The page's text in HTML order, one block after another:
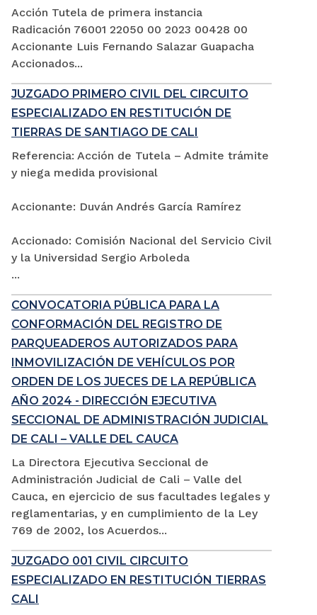
Acción Tutela de primera instancia
Radicación 76001 22050 00 2023 00428 00
Accionante Luis Fernando Salazar Guapacha
Accionados...
JUZGADO PRIMERO CIVIL DEL CIRCUITO
ESPECIALIZADO EN RESTITUCIÓN DE
TIERRAS DE SANTIAGO DE CALI
Referencia: Acción de Tutela – Admite trámite
y niega medida provisional
Accionante: Duván Andrés García Ramírez
Accionado: Comisión Nacional del Servicio Civil
y la Universidad Sergio Arboleda
...
CONVOCATORIA PÚBLICA PARA LA
CONFORMACIÓN DEL REGISTRO DE
PARQUEADEROS AUTORIZADOS PARA
INMOVILIZACIÓN DE VEHÍCULOS POR
ORDEN DE LOS JUECES DE LA REPÚBLICA
AÑO 2024 - DIRECCIÓN EJECUTIVA
SECCIONAL DE ADMINISTRACIÓN JUDICIAL
DE CALI – VALLE DEL CAUCA
La Directora Ejecutiva Seccional de
Administración Judicial de Cali – Valle del
Cauca, en ejercicio de sus facultades legales y
reglamentarias, y en cumplimiento de la Ley
769 de 2002, los Acuerdos...
JUZGADO 001 CIVIL CIRCUITO
ESPECIALIZADO EN RESTITUCIÓN TIERRAS
CALI